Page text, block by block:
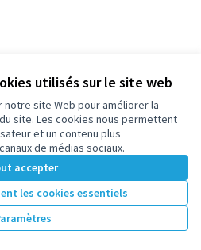
utilisés sur le site web
site Web pour améliorer la
site. Les cookies nous permettent
et un contenu plus
de médias sociaux.
accepter
les cookies essentiels
800 €
Partager
-PROJ-2025-05-263